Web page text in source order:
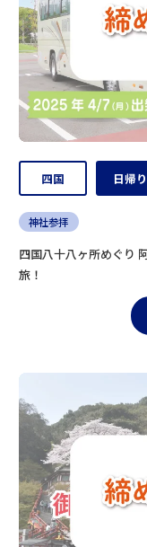
四国 日帰り
神社参拝
四国八十八ヶ所めぐり
旅！